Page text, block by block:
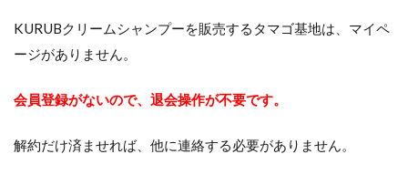
KURUBクリームシャンプーを販売するタマゴ基地は、マイペ
ージがありません。
会員登録がないので、退会操作が不要です。
解約だけ済ませれば、他に連絡する必要がありません。